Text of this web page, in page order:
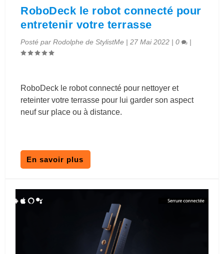
RoboDeck le robot connecté pour
entretenir votre terrasse
Posté parRodolphe de StylistMe |27 Mai 2022 |0 |
RoboDeck le robot connecté pour nettoyer et
reteinter votre terrasse pour lui garder son aspect
neuf sur place ou à distance.
En savoir plus